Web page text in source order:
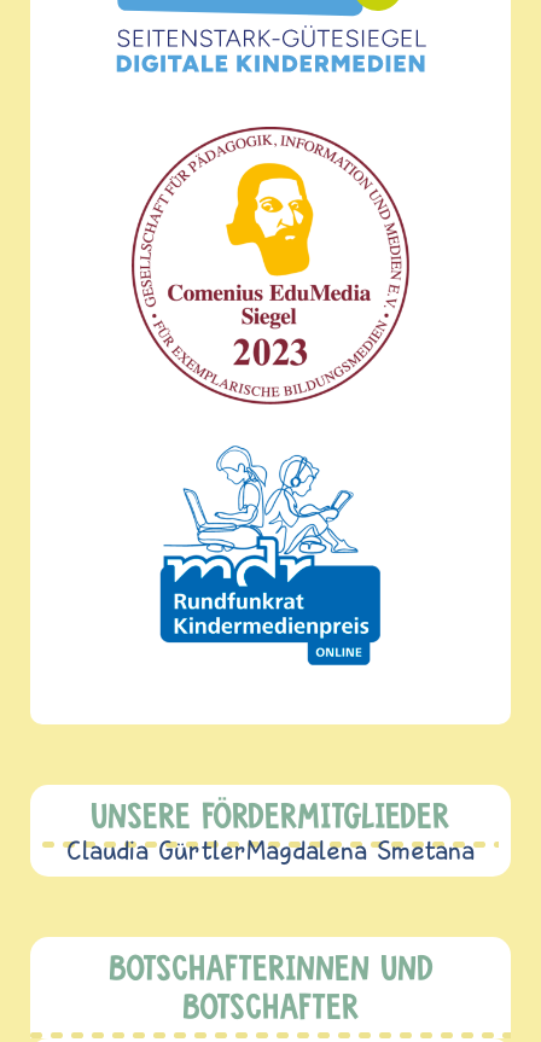
UNSERE FÖRDERMITGLIEDER
Claudia GürtlerMagdalena Smetana
BOTSCHAFTERINNEN UND
BOTSCHAFTER